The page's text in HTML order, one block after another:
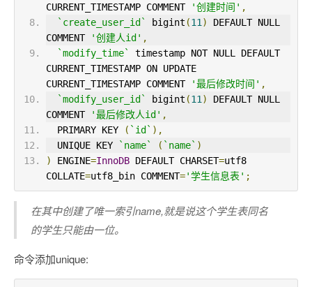
CURRENT_TIMESTAMP COMMENT
'创建时间' ,
`create_user_id`
bigint (11 )
DEFAULT NULL
COMMENT
'创建人id' ,
`modify_time`
timestamp NOT NULL DEFAULT
CURRENT_TIMESTAMP ON UPDATE
CURRENT_TIMESTAMP COMMENT
'最后修改时间' ,
`modify_user_id`
bigint (11 )
DEFAULT NULL
COMMENT
'最后修改人id' ,
  PRIMARY KEY
( `id` ),
  UNIQUE KEY
`name` ( `name` )
)
ENGINE=InnoDB DEFAULT CHARSET=utf8
COLLATE=utf8_bin COMMENT='学生信息表' ;
在其中创建了唯一索引name,就是说这个学生表同名
的学生只能由一位。
命令添加unique: